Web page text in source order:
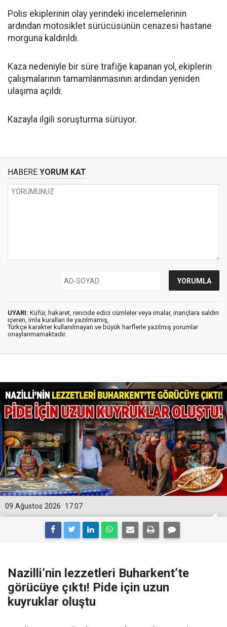
Polis ekiplerinin olay yerindeki incelemelerinin
ardından motosiklet sürücüsünün cenazesi hastane
morguna kaldırıldı.
Kaza nedeniyle bir süre trafiğe kapanan yol, ekiplerin
çalışmalarının tamamlanmasının ardından yeniden
ulaşıma açıldı.
Kazayla ilgili soruşturma sürüyor.
HABERE YORUM KAT
UYARI: Küfür, hakaret, rencide edici cümleler veya imalar, inançlara saldırı
içeren, imla kuralları ile yazılmamış,
Türkçe karakter kullanılmayan ve büyük harflerle yazılmış yorumlar
onaylanmamaktadır.
17:07
09 Ağustos 2026
Nazilli’nin lezzetleri Buharkent’te
görücüye çıktı! Pide için uzun
kuyruklar oluştu